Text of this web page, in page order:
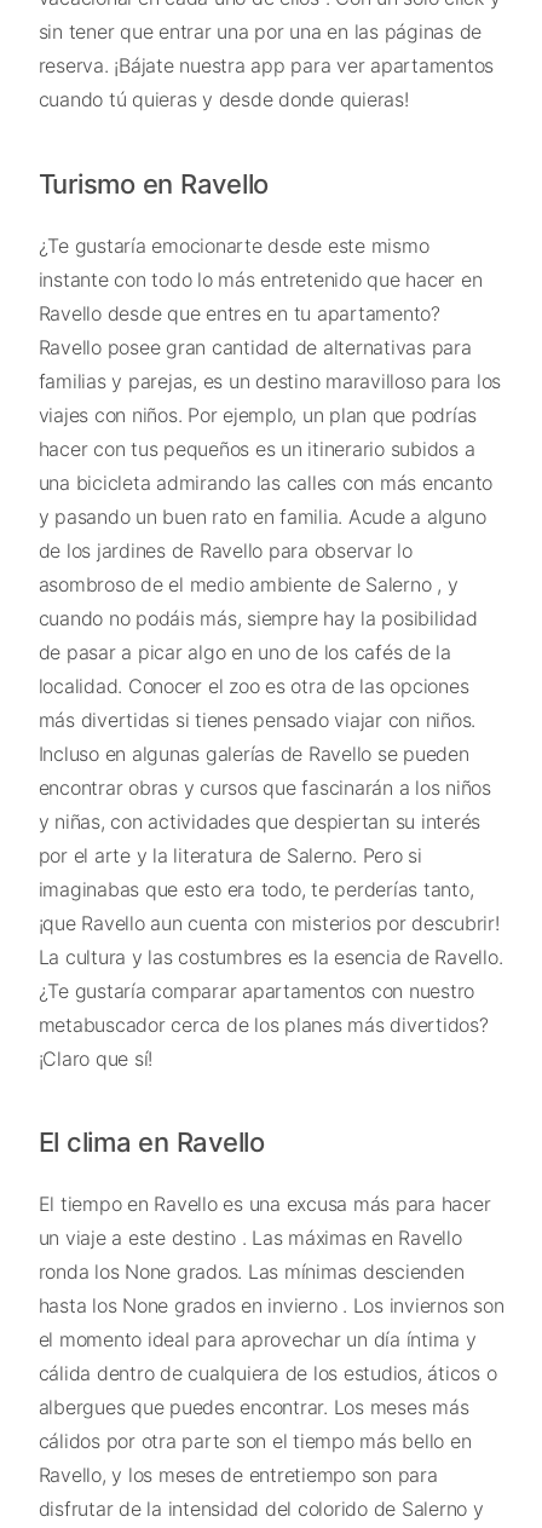
sin tener que entrar una por una en las páginas de
reserva. ¡Bájate nuestra app para ver apartamentos
cuando tú quieras y desde donde quieras!
Turismo en Ravello
¿Te gustaría emocionarte desde este mismo
instante con todo lo más entretenido que hacer en
Ravello desde que entres en tu apartamento?
Ravello posee gran cantidad de alternativas para
familias y parejas, es un destino maravilloso para los
viajes con niños. Por ejemplo, un plan que podrías
hacer con tus pequeños es un itinerario subidos a
una bicicleta admirando las calles con más encanto
y pasando un buen rato en familia. Acude a alguno
de los jardines de Ravello para observar lo
asombroso de el medio ambiente de Salerno , y
cuando no podáis más, siempre hay la posibilidad
de pasar a picar algo en uno de los cafés de la
localidad. Conocer el zoo es otra de las opciones
más divertidas si tienes pensado viajar con niños.
Incluso en algunas galerías de Ravello se pueden
encontrar obras y cursos que fascinarán a los niños
y niñas, con actividades que despiertan su interés
por el arte y la literatura de Salerno. Pero si
imaginabas que esto era todo, te perderías tanto,
¡que Ravello aun cuenta con misterios por descubrir!
La cultura y las costumbres es la esencia de Ravello.
¿Te gustaría comparar apartamentos con nuestro
metabuscador cerca de los planes más divertidos?
¡Claro que sí!
El clima en Ravello
El tiempo en Ravello es una excusa más para hacer
un viaje a este destino . Las máximas en Ravello
ronda los None grados. Las mínimas descienden
hasta los None grados en invierno . Los inviernos son
el momento ideal para aprovechar un día íntima y
cálida dentro de cualquiera de los estudios, áticos o
albergues que puedes encontrar. Los meses más
cálidos por otra parte son el tiempo más bello en
Ravello, y los meses de entretiempo son para
disfrutar de la intensidad del colorido de Salerno y